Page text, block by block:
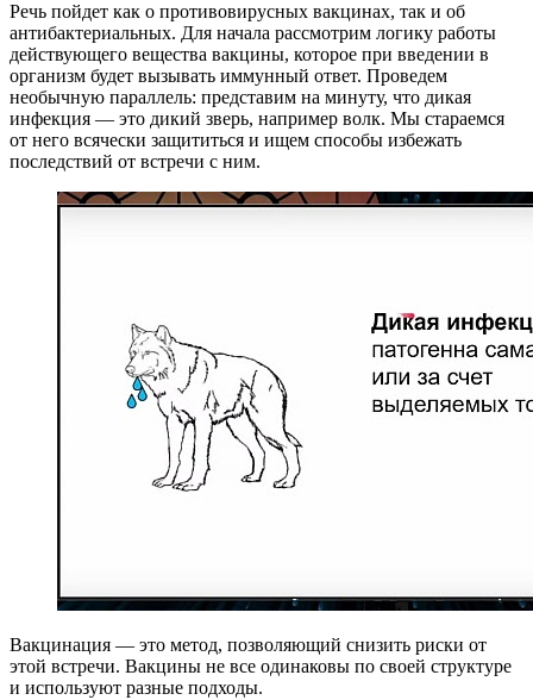
Речь пойдет как о противовирусных вакцинах, так и об
антибактериальных. Для начала рассмотрим логику работы
действующего вещества вакцины, которое при введении в
организм будет вызывать иммунный ответ. Проведем
необычную параллель: представим на минуту, что дикая
инфекция — это дикий зверь, например волк. Мы стараемся
от него всячески защититься и ищем способы избежать
последствий от встречи с ним.
Вакцинация — это метод, позволяющий снизить риски от
этой встречи. Вакцины не все одинаковы по своей структуре
и используют разные подходы.